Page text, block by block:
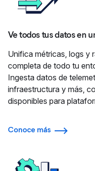
Ve todos tus datos en
Unifica métricas, logs y
completa de todo tu
Ingesta datos de
infraestructura y más,
disponibles para
Conoce más